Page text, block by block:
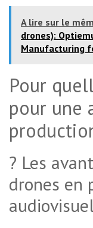
A lire sur le
drones):
Manufacturing
Pour
pour une
? Les
drones en